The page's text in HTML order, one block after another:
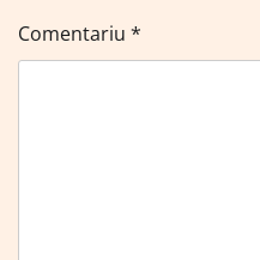
Comentariu *